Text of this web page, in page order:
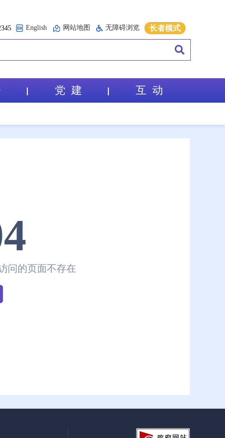
English 网站地图 无障碍浏览 长者模式
党 建 互 动
问的页面不存在